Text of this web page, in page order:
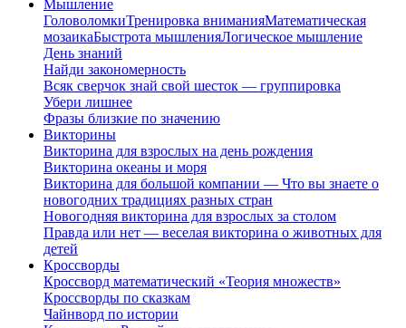
Мышление
ГоловоломкиТренировка вниманияМатематическая
мозаикаБыстрота мышленияЛогическое мышление
День знаний
Найди закономерность
Всяк сверчок знай свой шесток — группировка
Убери лишнее
Фразы близкие по значению
Викторины
Викторина для взрослых на день рождения
Викторина океаны и моря
Викторина для большой компании — Что вы знаете о
новогодних традициях разных стран
Новогодняя викторина для взрослых за столом
Правда или нет — веселая викторина о животных для
детей
Кроссворды
Кроссворд математический «Теория множеств»
Кроссворды по сказкам
Чайнворд по истории